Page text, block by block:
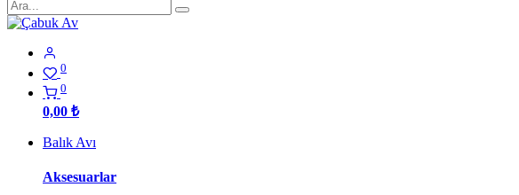
0
0
0,00 ₺
Balık Avı
Aksesuarlar